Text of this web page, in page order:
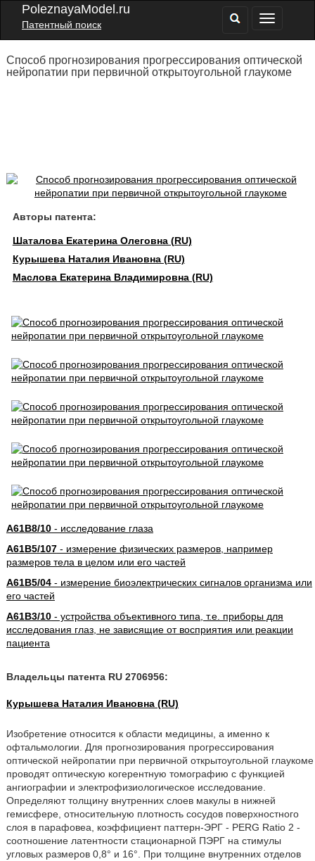
PoleznayaModel.ru
Патентный поиск
Способ прогнозирования прогрессирования оптической
нейропатии при первичной открытоугольной глаукоме
Авторы патента:
Шаталова Екатерина Олеговна (RU)
Курышева Наталия Ивановна (RU)
Маслова Екатерина Владимировна (RU)
A61B8/10- исследование глаза
A61B5/107- измерение физических размеров, например
размеров тела в целом или его частей
A61B5/04- измерение биоэлектрических сигналов организма или
его частей
A61B3/10- устройства объективного типа, т.е. приборы для
исследования глаз, не зависящие от восприятия или реакции
пациента
Владельцы патента RU 2706956:
Курышева Наталия Ивановна (RU)
Изобретение относится к области медицины, а именно к
офтальмологии. Для прогнозирования прогрессирования
оптической нейропатии при первичной открытоугольной глаукоме
проводят оптическую когерентную томографию с функцией
ангиографии и электрофизиологическое исследование.
Определяют толщину внутренних слоев макулы в нижней
гемисфере, относительную плотность сосудов поверхностного
слоя в парафовеа, коэффициент паттерн-ЭРГ - PERG Ratio 2 -
соотношение латентности стационарной ПЭРГ на стимулы
угловых размеров 0,8° и 16°. При толщине внутренних отделов